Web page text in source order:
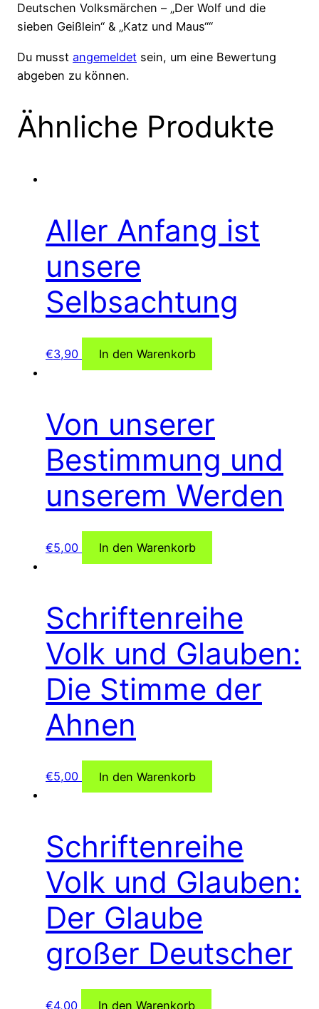
Deutschen Volksmärchen – „Der Wolf und die
sieben Geißlein“ & „Katz und Maus““
Du musst angemeldet sein, um eine Bewertung
abgeben zu können.
Ähnliche Produkte
Aller Anfang ist
unsere
Selbsachtung
€3,90 In den Warenkorb
Von unserer
Bestimmung und
unserem Werden
€5,00 In den Warenkorb
Schriftenreihe
Volk und Glauben:
Die Stimme der
Ahnen
€5,00 In den Warenkorb
Schriftenreihe
Volk und Glauben:
Der Glaube
großer Deutscher
€4,00 In den Warenkorb